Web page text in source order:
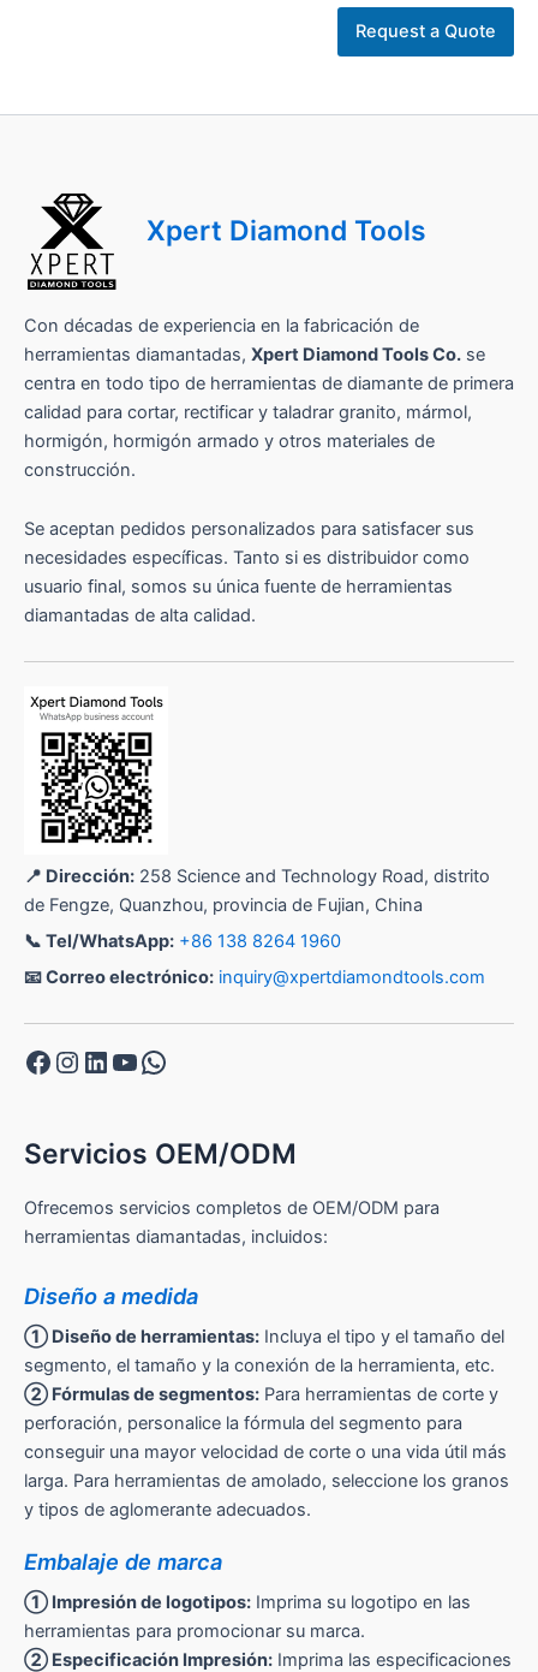
e
Request a Quote
Xpert Diamond Tools
Con décadas de experiencia en la fabricación de
herramientas diamantadas, Xpert Diamond Tools Co. se
centra en todo tipo de herramientas de diamante de primera
calidad para cortar, rectificar y taladrar granito, mármol,
hormigón, hormigón armado y otros materiales de
construcción.
Se aceptan pedidos personalizados para satisfacer sus
necesidades específicas. Tanto si es distribuidor como
usuario final, somos su única fuente de herramientas
diamantadas de alta calidad.
📍 Dirección: 258 Science and Technology Road, distrito
de Fengze, Quanzhou, provincia de Fujian, China
📞 Tel/WhatsApp: +86 138 8264 1960
📧 Correo electrónico: inquiry@xpertdiamondtools.com
Facebook
Instagram
LinkedIn
YouTube
WhatsApp
Servicios OEM/ODM
Ofrecemos servicios completos de OEM/ODM para
herramientas diamantadas, incluidos:
Diseño a medida
① Diseño de herramientas: Incluya el tipo y el tamaño del
segmento, el tamaño y la conexión de la herramienta, etc.
② Fórmulas de segmentos: Para herramientas de corte y
perforación, personalice la fórmula del segmento para
conseguir una mayor velocidad de corte o una vida útil más
larga. Para herramientas de amolado, seleccione los granos
y tipos de aglomerante adecuados.
Embalaje de marca
① Impresión de logotipos: Imprima su logotipo en las
herramientas para promocionar su marca.
② Especificación Impresión: Imprima las especificaciones